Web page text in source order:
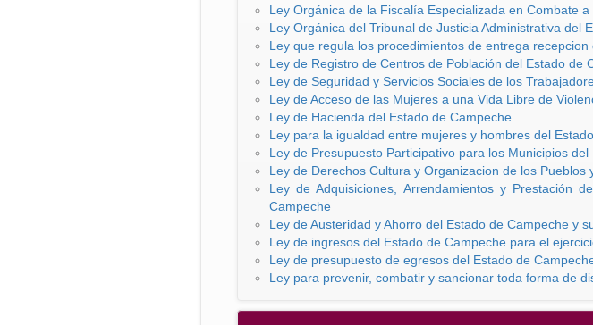
Ley Orgánica de la Fiscalía Especializada en Combate
Ley Orgánica del Tribunal de Justicia Administrativa del
Ley que regula los procedimientos de entrega
Ley de Registro de Centros de Población del Estado de
Ley de Seguridad y Servicios Sociales de los
Ley de Acceso de las Mujeres a una Vida Libre de
Ley de Hacienda del Estado de Campeche
Ley para la igualdad entre mujeres y hombres del
Ley de Presupuesto Participativo para los Municipios
Ley de Derechos Cultura y Organizacion de los Pueblos
Ley de Adquisiciones, Arrendamientos y Prestación
Campeche
Ley de Austeridad y Ahorro del Estado de Campeche y
Ley de ingresos del Estado de Campeche para el
Ley de presupuesto de egresos del Estado de
Ley para prevenir, combatir y sancionar toda forma de